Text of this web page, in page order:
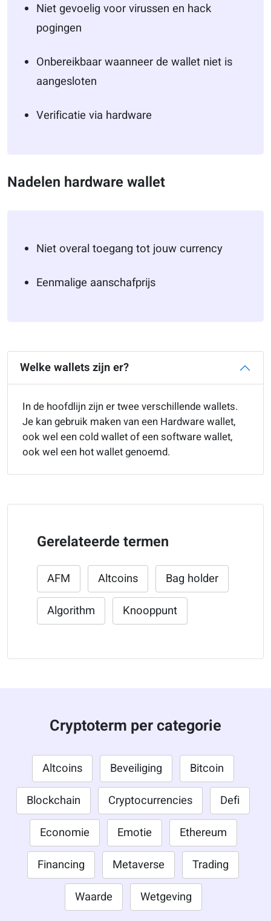
Niet gevoelig voor virussen en hack
pogingen
Onbereikbaar waanneer de wallet niet is
aangesloten
Verificatie via hardware
Nadelen hardware wallet
Niet overal toegang tot jouw currency
Eenmalige aanschafprijs
Welke wallets zijn er?
In de hoofdlijn zijn er twee verschillende wallets.
Je kan gebruik maken van een Hardware wallet,
ook wel een cold wallet of een software wallet,
ook wel een hot wallet genoemd.
Gerelateerde termen
AFM Altcoins
Bag holder
Algorithm
Knooppunt
Cryptoterm per categorie
Altcoins Beveiliging
Bitcoin
Blockchain
Cryptocurrencies
Defi
Economie
Emotie
Ethereum
Financing
Metaverse
Trading
Waarde
Wetgeving